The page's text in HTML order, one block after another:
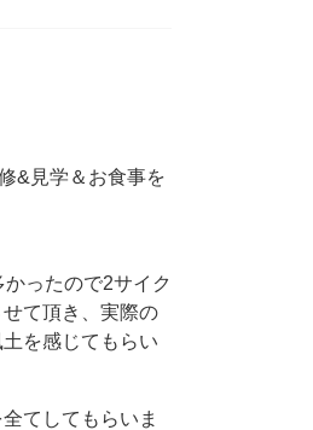
&見学＆お食事を
ったので2サイク
て頂き、実際の
を感じてもらい
てしてもらいま